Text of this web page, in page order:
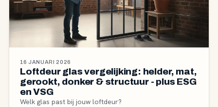
16 JANUARI 2026
Loftdeur glas vergelijking: helder, mat,
gerookt, donker & structuur - plus ESG
en VSG
Welk glas past bij jouw loftdeur?